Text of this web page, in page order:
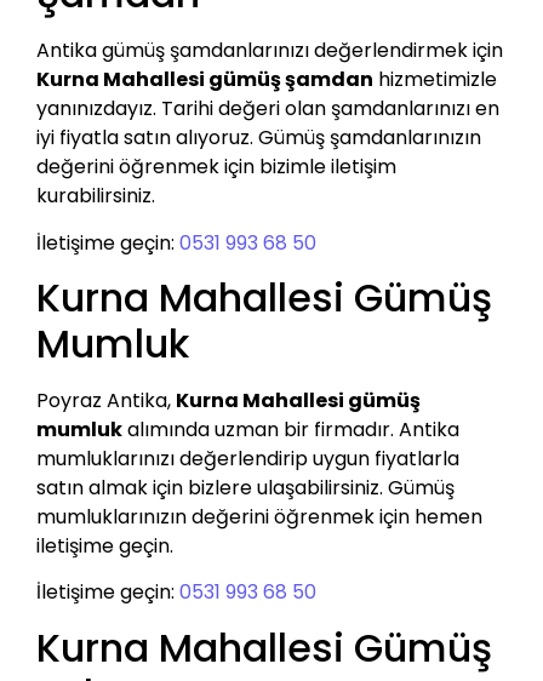
Antika gümüş şamdanlarınızı değerlendirmek için
Kurna Mahallesi gümüş şamdan hizmetimizle
yanınızdayız. Tarihi değeri olan şamdanlarınızı en
iyi fiyatla satın alıyoruz. Gümüş şamdanlarınızın
değerini öğrenmek için bizimle iletişim
kurabilirsiniz.
İletişime geçin: 0531 993 68 50
Kurna Mahallesi Gümüş
Mumluk
Poyraz Antika, Kurna Mahallesi gümüş
mumlukalımında uzman bir firmadır. Antika
mumluklarınızı değerlendirip uygun fiyatlarla
satın almak için bizlere ulaşabilirsiniz. Gümüş
mumluklarınızın değerini öğrenmek için hemen
iletişime geçin.
İletişime geçin: 0531 993 68 50
Kurna Mahallesi Gümüş